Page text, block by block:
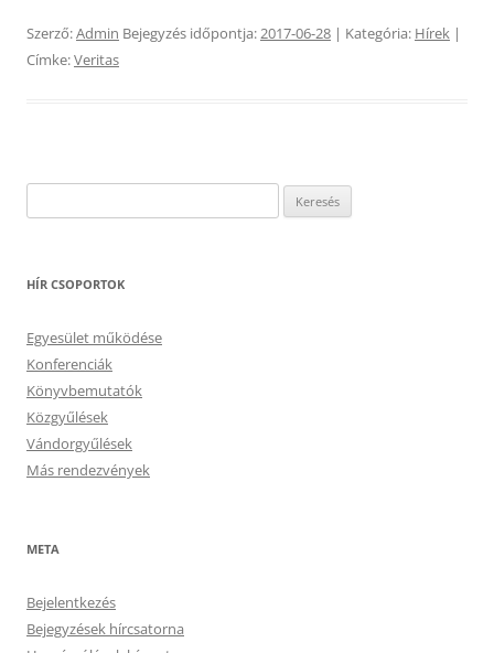
Szerző:Admin Bejegyzés időpontja:2017-06-28 | Kategória: Hírek |
Címke:Veritas
HÍR CSOPORTOK
Egyesület működése
Konferenciák
Könyvbemutatók
Közgyűlések
Vándorgyűlések
Más rendezvények
META
Bejelentkezés
Bejegyzések hírcsatorna